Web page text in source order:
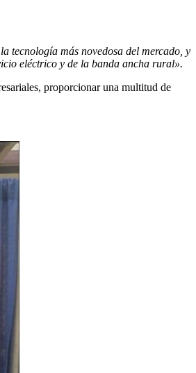
tecnología más novedosa del mercado, y
eléctrico y de la banda ancha rural».
proporcionar una multitud de